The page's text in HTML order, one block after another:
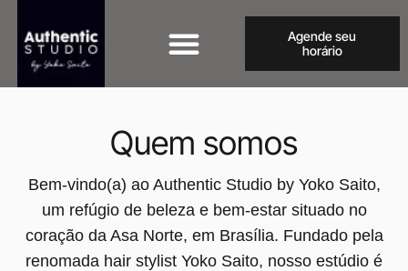
Agende seu
horário
Quem somos
Bem-vindo(a) ao Authentic Studio by Yoko Saito,
um refúgio de beleza e bem-estar situado no
coração da Asa Norte, em Brasília. Fundado pela
renomada hair stylist Yoko Saito, nosso estúdio é